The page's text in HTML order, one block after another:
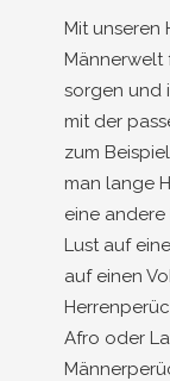
Mit unseren
Männerwelt
sorgen und
mit der
zum
man lange
eine
Lust auf
auf einen
Afro oder